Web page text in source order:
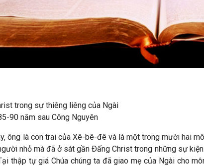
thiêng liêng của Ngài
năm sau Công Nguyên
ông là con trai của Xê-bê-đê và là một trong mười hai
nhỏ mà đã ở sát gần Ðấng Christ trong những sự
thập tự giá Chúa chúng ta đã giao mẹ của Ngài cho